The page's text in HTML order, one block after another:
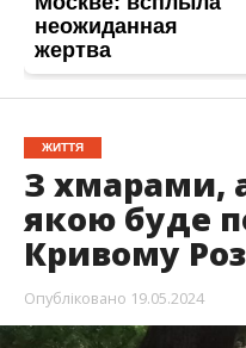
ЖИТТЯ
З хмарами,
якою буде
Кривому
Опубліковано 19.05.2024